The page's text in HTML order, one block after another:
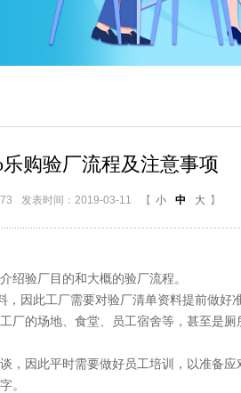
乐购验厂流程及注意事项
发表时间：2019-03-11 【 小 中 大 】
验厂目的和大概的验厂流程。
此工厂需要对验厂清单资料提前做好准
的场地、食堂、员工宿舍等，甚至是厕
因此平时需要做好员工培训，以准备应
。